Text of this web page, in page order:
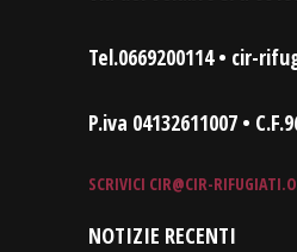
Tel.0669200114 • cir-
P.iva 04132611007 •
SCRIVICI CIR@CIR-
NOTIZIE RECENTI